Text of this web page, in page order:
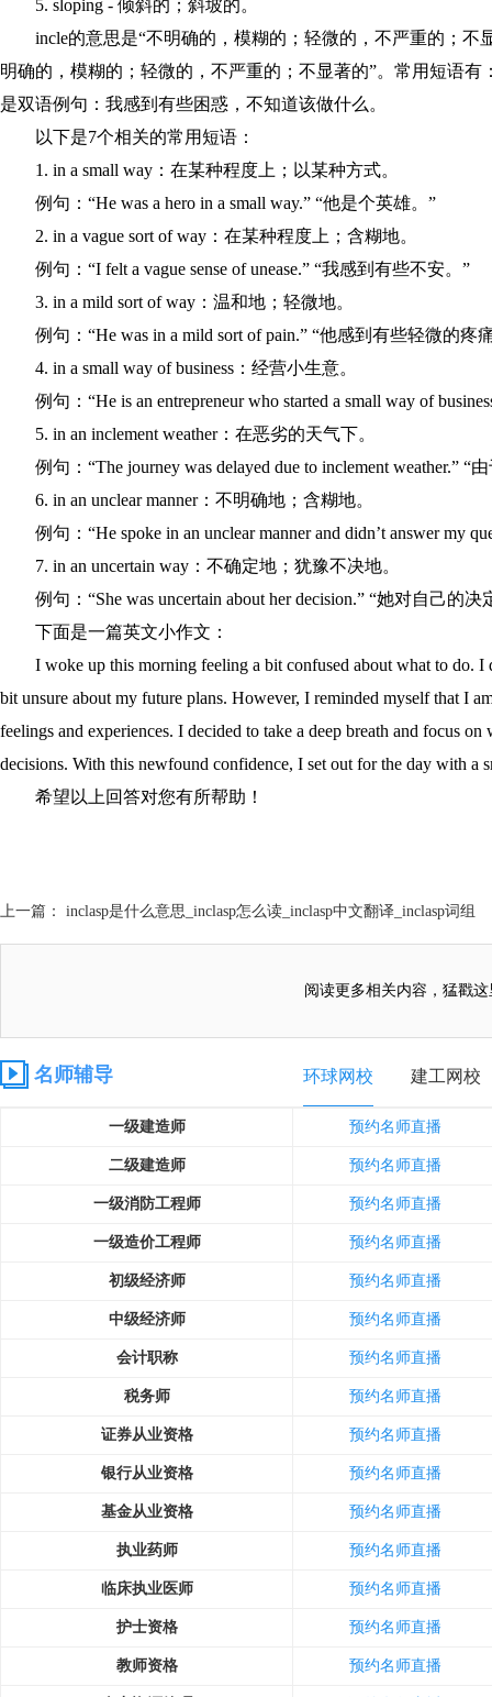
5. sloping - 倾斜的；斜坡的。
incle的意思是“不明确的，模糊的；轻微的，不严重的；不
明确的，模糊的；轻微的，不严重的；不显著的”。常用短语有
是双语例句：我感到有些困惑，不知道该做什么。
以下是7个相关的常用短语：
1. in a small way：在某种程度上；以某种方式。
例句：“He was a hero in a small way.” “他是个英雄。”
2. in a vague sort of way：在某种程度上；含糊地。
例句：“I felt a vague sense of unease.” “我感到有些不安。”
3. in a mild sort of way：温和地；轻微地。
例句：“He was in a mild sort of pain.” “他感到有些轻微的疼
4. in a small way of business：经营小生意。
例句：“He is an entrepreneur who started a small way of
5. in an inclement weather：在恶劣的天气下。
例句：“The journey was delayed due to inclement weather.”
6. in an unclear manner：不明确地；含糊地。
例句：“He spoke in an unclear manner and didn’t answer
7. in an uncertain way：不确定地；犹豫不决地。
例句：“She was uncertain about her decision.” “她对自己的
下面是一篇英文小作文：
I woke up this morning feeling a bit confused about what to do.
bit unsure about my future plans. However, I reminded myself that I
feelings and experiences. I decided to take a deep breath and focus
decisions. With this newfound confidence, I set out for the day with a
希望以上回答对您有所帮助！
上一篇： inclasp是什么意思_inclasp怎么读_inclasp中文翻译_inclasp词组
阅读更多相关内容，猛戳这
名师辅导 环球网校 建工网校
一级建造师 预约名师直播
二级建造师 预约名师直播
一级消防工程师 预约名师直播
一级造价工程师 预约名师直播
初级经济师 预约名师直播
中级经济师 预约名师直播
会计职称 预约名师直播
税务师 预约名师直播
证券从业资格 预约名师直播
银行从业资格 预约名师直播
基金从业资格 预约名师直播
执业药师 预约名师直播
临床执业医师 预约名师直播
护士资格 预约名师直播
教师资格 预约名师直播